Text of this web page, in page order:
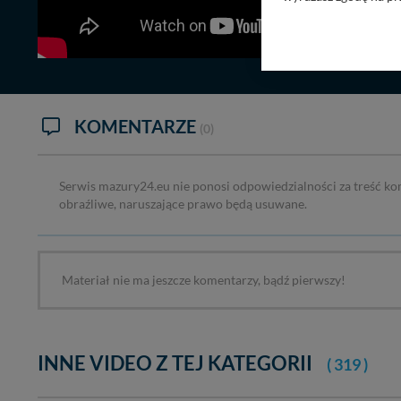
KOMENTARZE (0)
Serwis mazury24.eu nie ponosi odpowiedzialności za treść
obraźliwe, naruszające prawo będą usuwane.
Materiał nie ma jeszcze komentarzy, bądź pierwszy!
INNE VIDEO Z TEJ KATEGORII ( 319 )
Wyjątkiem jest
przetwarzania.
informacji zawartych